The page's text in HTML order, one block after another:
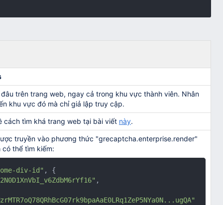
trên trang web, ngay cả trong khu vực thành viên. Nhân
khu vực đó mà chỉ giả lập truy cập.
cách tìm khá trang web tại bài viết này.
truyền vào phương thức "grecaptcha.enterprise.render"
thể tìm kiếm:
div-id" , {
,